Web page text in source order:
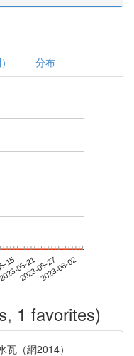
分布
1505-21
2023-05-272023-06-02
1 favorites)
（網2014）